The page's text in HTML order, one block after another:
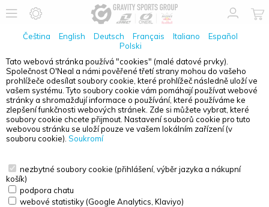
Čeština English Deutsch Français Italiano
Español
Polski
Tato webová stránka používá "cookies" (malé datové prvky).
Společnost O'Neal a námi pověřené třetí strany mohou do vašeho
prohlížeče odesílat soubory cookie, které prohlížeč následně uloží ve
vašem systému. Tyto soubory cookie vám pomáhají používat webové
stránky a shromažďují informace o používání, které používáme ke
zlepšení funkčnosti webových stránek. Zde si můžete vybrat, které
soubory cookie chcete přijmout. Nastavení souborů cookie pro tuto
webovou stránku se uloží pouze ve vašem lokálním zařízení (v
souboru cookie). Soukromí
nezbytné soubory cookie (přihlášení, výběr jazyka a nákupní
košík)
podpora chatu
webové statistiky (Google Analytics, Klaviyo)
PŘEHLED PRODUKTŮ - SNIPER ELITE